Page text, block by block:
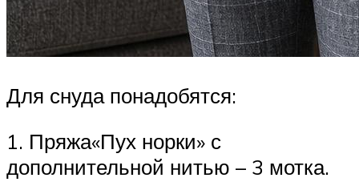
Для снуда понадобятся:
1. Пряжа«Пух норки» с
дополнительной нитью – 3 мотка.